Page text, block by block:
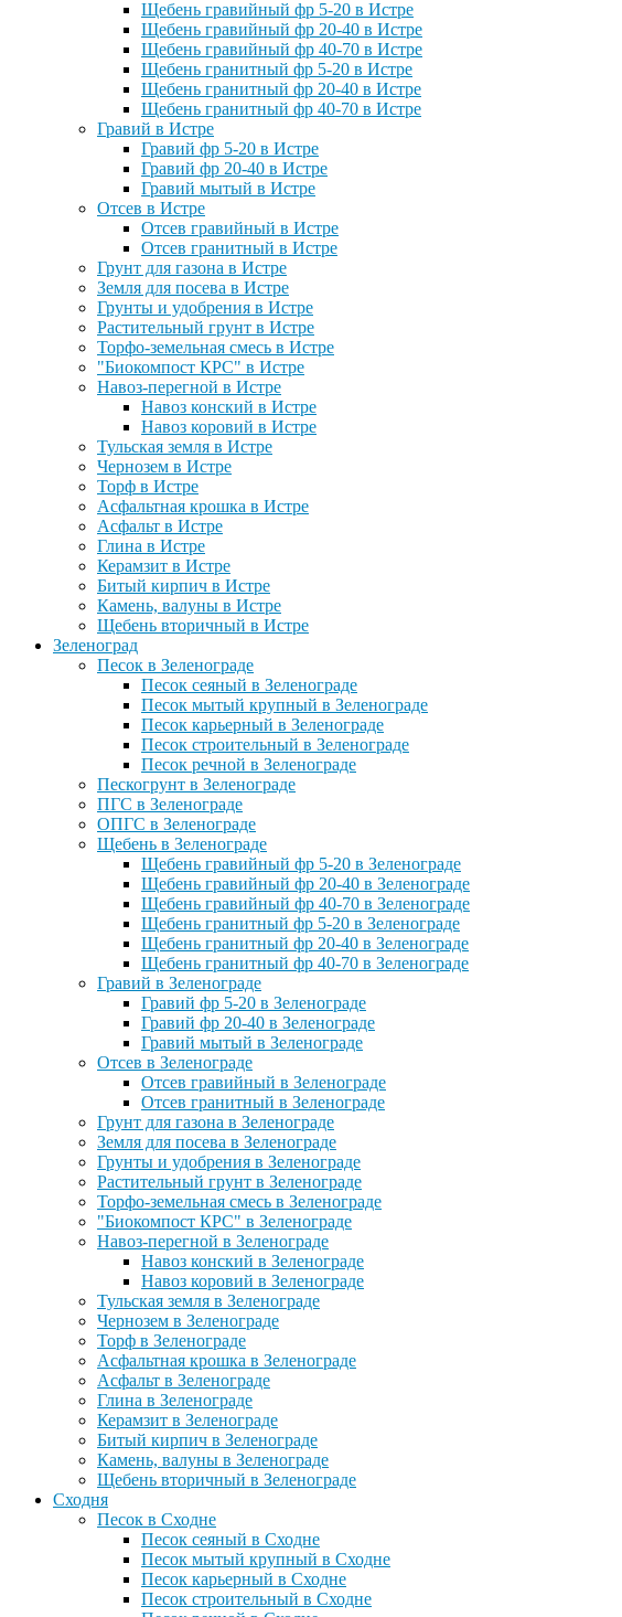
Щебень гравийный фр 5-20 в Истре
Щебень гравийный фр 20-40 в Истре
Щебень гравийный фр 40-70 в Истре
Щебень гранитный фр 5-20 в Истре
Щебень гранитный фр 20-40 в Истре
Щебень гранитный фр 40-70 в Истре
Гравий в Истре
Гравий фр 5-20 в Истре
Гравий фр 20-40 в Истре
Гравий мытый в Истре
Отсев в Истре
Отсев гравийный в Истре
Отсев гранитный в Истре
Грунт для газона в Истре
Земля для посева в Истре
Грунты и удобрения в Истре
Растительный грунт в Истре
Торфо-земельная смесь в Истре
"Биокомпост КРС" в Истре
Навоз-перегной в Истре
Навоз конский в Истре
Навоз коровий в Истре
Тульская земля в Истре
Чернозем в Истре
Торф в Истре
Асфальтная крошка в Истре
Асфальт в Истре
Глина в Истре
Керамзит в Истре
Битый кирпич в Истре
Камень, валуны в Истре
Щебень вторичный в Истре
Зеленоград
Песок в Зеленограде
Песок сеяный в Зеленограде
Песок мытый крупный в Зеленограде
Песок карьерный в Зеленограде
Песок строительный в Зеленограде
Песок речной в Зеленограде
Пескогрунт в Зеленограде
ПГС в Зеленограде
ОПГС в Зеленограде
Щебень в Зеленограде
Щебень гравийный фр 5-20 в Зеленограде
Щебень гравийный фр 20-40 в Зеленограде
Щебень гравийный фр 40-70 в Зеленограде
Щебень гранитный фр 5-20 в Зеленограде
Щебень гранитный фр 20-40 в Зеленограде
Щебень гранитный фр 40-70 в Зеленограде
Гравий в Зеленограде
Гравий фр 5-20 в Зеленограде
Гравий фр 20-40 в Зеленограде
Гравий мытый в Зеленограде
Отсев в Зеленограде
Отсев гравийный в Зеленограде
Отсев гранитный в Зеленограде
Грунт для газона в Зеленограде
Земля для посева в Зеленограде
Грунты и удобрения в Зеленограде
Растительный грунт в Зеленограде
Торфо-земельная смесь в Зеленограде
"Биокомпост КРС" в Зеленограде
Навоз-перегной в Зеленограде
Навоз конский в Зеленограде
Навоз коровий в Зеленограде
Тульская земля в Зеленограде
Чернозем в Зеленограде
Торф в Зеленограде
Асфальтная крошка в Зеленограде
Асфальт в Зеленограде
Глина в Зеленограде
Керамзит в Зеленограде
Битый кирпич в Зеленограде
Камень, валуны в Зеленограде
Щебень вторичный в Зеленограде
Сходня
Песок в Сходне
Песок сеяный в Сходне
Песок мытый крупный в Сходне
Песок карьерный в Сходне
Песок строительный в Сходне